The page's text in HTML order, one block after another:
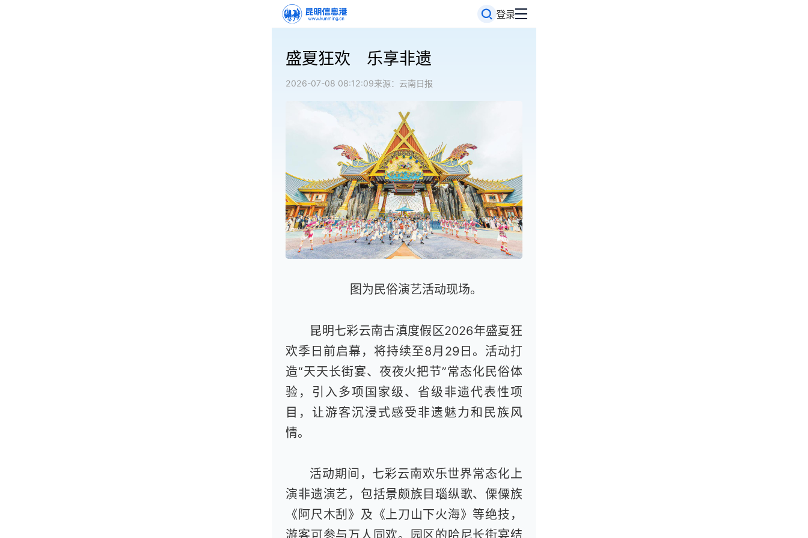
登录
盛夏狂欢 乐享非遗
2026-07-08 08:12:09来源：云南日报
图为民俗演艺活动现场。
昆明七彩云南古滇度假区2026年盛夏狂
欢季日前启幕，将持续至8月29日。活动打
造“天天长街宴、夜夜火把节”常态化民俗体
验，引入多项国家级、省级非遗代表性项
目，让游客沉浸式感受非遗魅力和民族风
情。
活动期间，七彩云南欢乐世界常态化上
演非遗演艺，包括景颇族目瑙纵歌、傈僳族
《阿尺木刮》及《上刀山下火海》等绝技，